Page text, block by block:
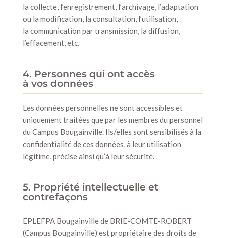
la collecte, l’enregistrement, l’archivage, l’adaptation
ou la modification, la consultation, l’utilisation,
la communication par transmission, la diffusion,
l’effacement, etc.
4. Personnes qui ont accès
à vos données
Les données personnelles ne sont accessibles et
uniquement traitées que par les membres du personnel
du Campus Bougainville. Ils/elles sont sensibilisés à la
confidentialité de ces données, à leur utilisation
légitime, précise ainsi qu’à leur sécurité.
5. Propriété intellectuelle et
contrefaçons
EPLEFPA Bougainville de BRIE-COMTE-ROBERT
(Campus Bougainville) est propriétaire des droits de